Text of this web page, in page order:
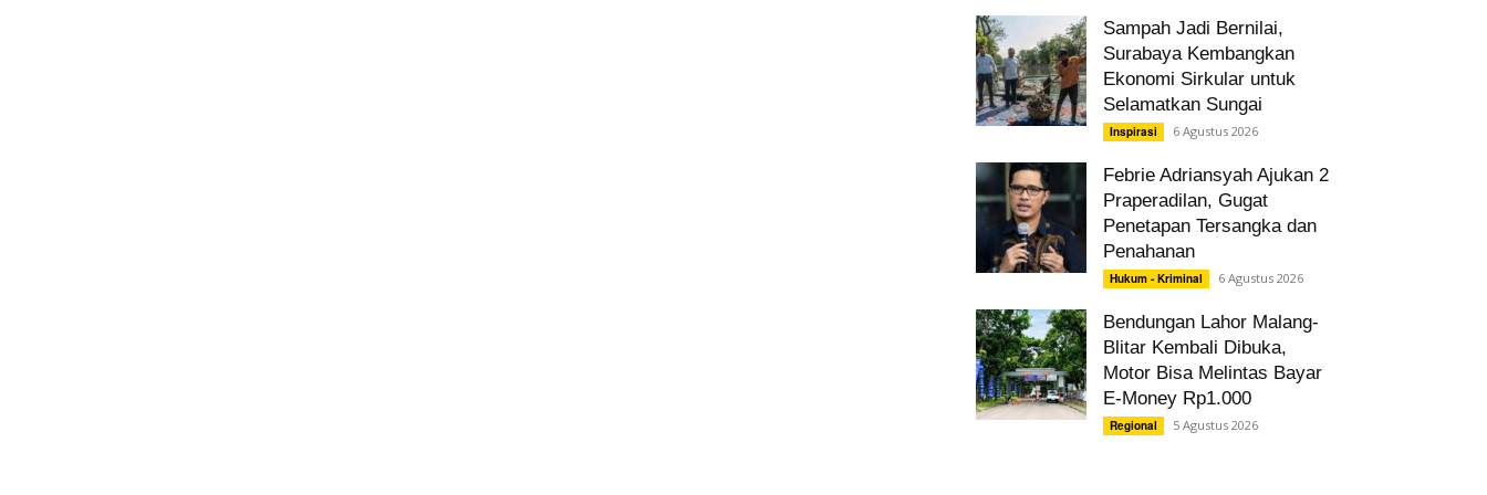
Sampah Jadi Bernilai,
Surabaya Kembangkan
Ekonomi Sirkular untuk
Selamatkan Sungai
Inspirasi 6 Agustus 2026
Febrie Adriansyah Ajukan 2
Praperadilan, Gugat
Penetapan Tersangka dan
Penahanan
Hukum - Kriminal 6 Agustus 2026
Bendungan Lahor Malang-
Blitar Kembali Dibuka,
Motor Bisa Melintas Bayar
E-Money Rp1.000
Regional 5 Agustus 2026